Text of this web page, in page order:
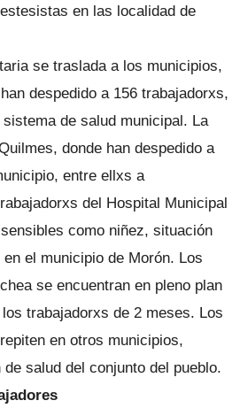
en las localidad de
se traslada a los municipios,
despedido a 156 trabajadorxs,
de salud municipal. La
donde han despedido a
entre ellxs a
del Hospital Municipal
como niñez, situación
el municipio de Morón. Los
se encuentran en pleno plan
trabajadorxs de 2 meses. Los
en otros municipios,
salud del conjunto del pueblo.